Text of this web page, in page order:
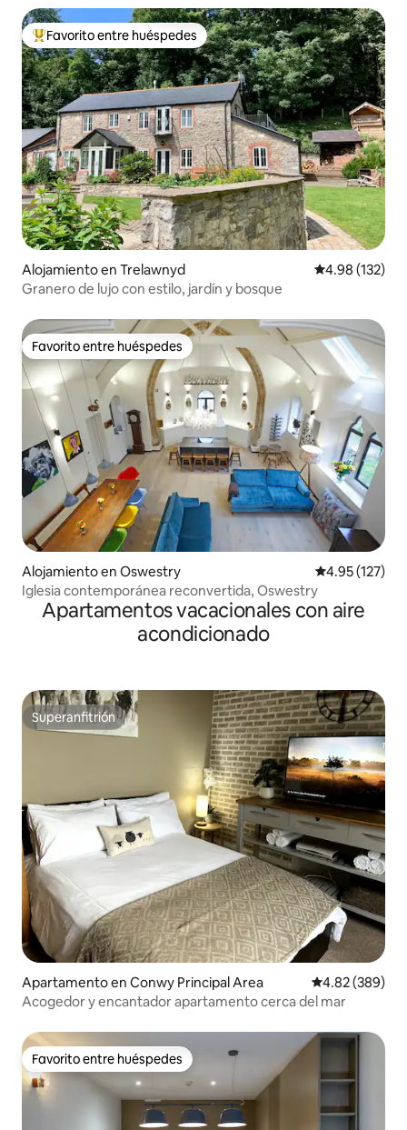
Favorito entre huéspedes preferido
Favorito entre huéspedes
Alojamiento en Trelawnyd Calificación
4.98 (132)
Granero de lujo con estilo, jardín y bosque
Favorito entre huéspedes
Favorito entre huéspedes
Alojamiento en Oswestry Calificación
4.95 (127)
Iglesia contemporánea reconvertida, Oswestry
Apartamentos vacacionales con aire
acondicionado
Superanfitrión
Superanfitrión
Apartamento en Conwy Principal Area Calificación
4.82 (389)
Acogedor y encantador apartamento cerca del mar
Favorito entre huéspedes
Favorito entre huéspedes